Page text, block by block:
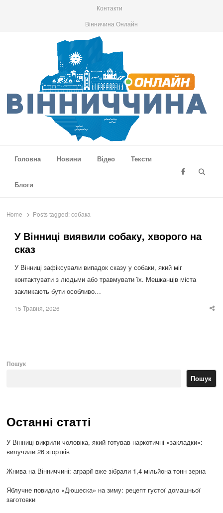
Контакти
Вінничина Онлайн
Головна
Новини Відео Тексти
Блоги
Home Posts tagged:собака
У Вінниці виявили собаку, хворого на
сказ
У Вінниці зафіксували випадок сказу у собаки, який міг
контактувати з людьми або травмувати їх. Мешканців міста
закликають бути особливо…
15 Травня, 2026
Пошук
Пошук
Останні статті
У Вінниці викрили чоловіка, який готував наркотичні «закладки»:
вилучили 26 згортків
Жнива на Вінниччині: аграрії вже зібрали 1,4 мільйона тонн зерна
Яблучне повидло «Дюшеска» на зиму: рецепт густої домашньої
заготовки